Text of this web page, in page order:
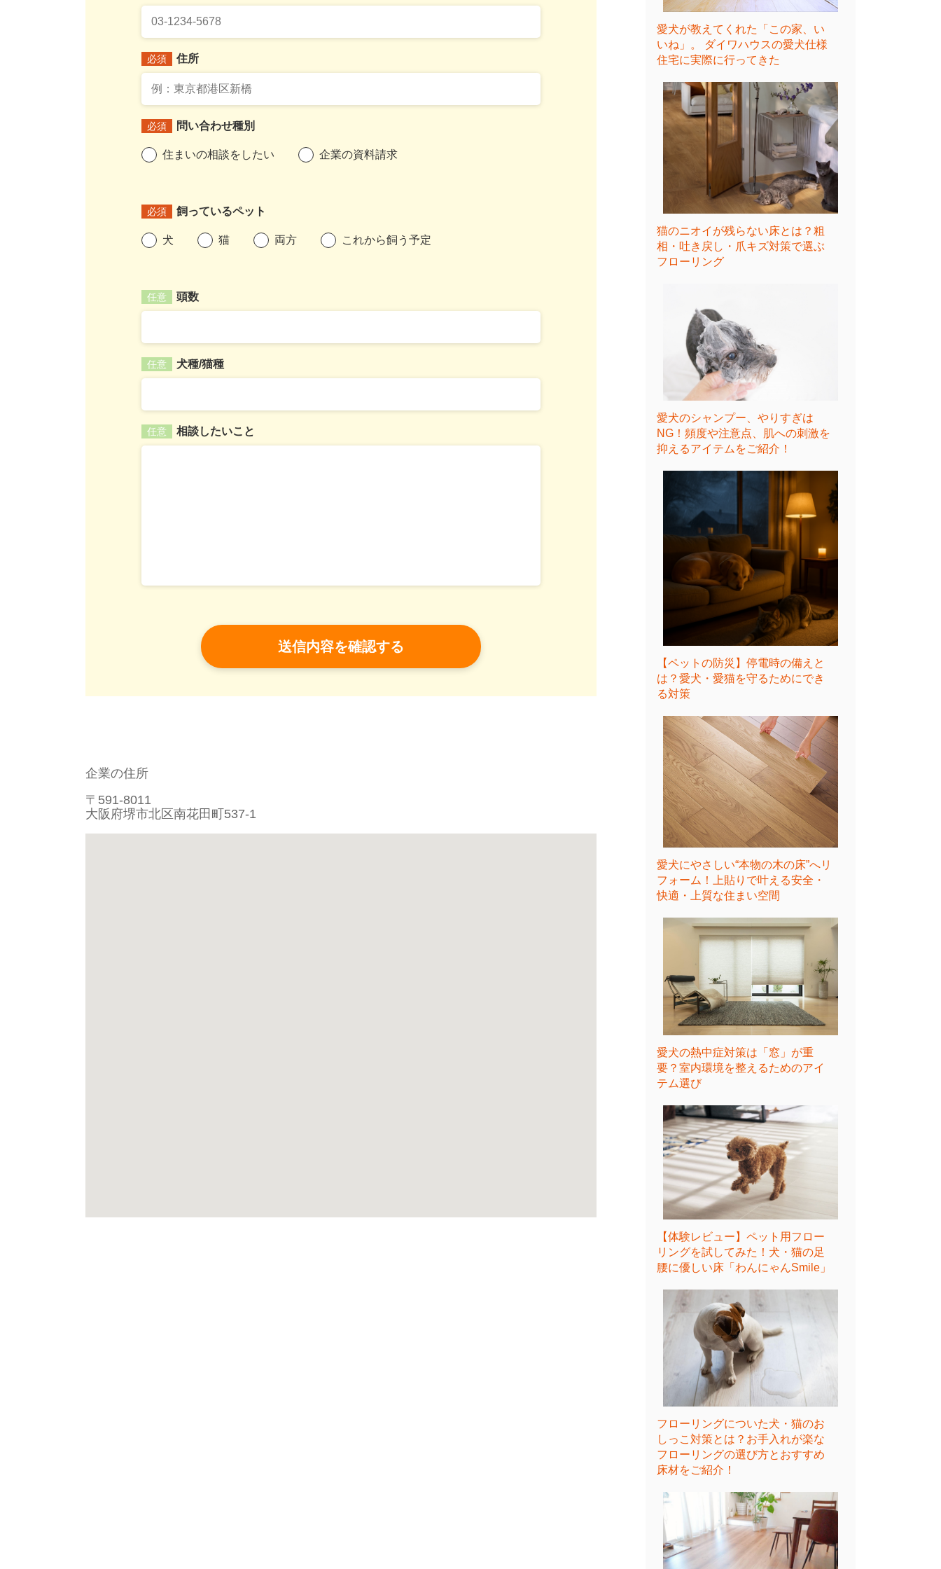
必須 住所
必須 問い合わせ種別
住まいの相談をしたい 企業の資料請求
必須 飼っているペット
犬 猫 両方 これから飼う予定
任意 頭数
任意 犬種/猫種
任意 相談したいこと
企業の住所
〒591-8011
大阪府堺市北区南花田町537-1
愛犬が教えてくれた「この家、い
いね」。 ダイワハウスの愛犬仕様
住宅に実際に行ってきた
猫のニオイが残らない床とは？粗
相・吐き戻し・爪キズ対策で選ぶ
フローリング
愛犬のシャンプー、やりすぎは
NG！頻度や注意点、肌への刺激を
抑えるアイテムをご紹介！
【ペットの防災】停電時の備えと
は？愛犬・愛猫を守るためにでき
る対策
愛犬にやさしい“本物の木の床”へリ
フォーム！上貼りで叶える安全・
快適・上質な住まい空間
愛犬の熱中症対策は「窓」が重
要？室内環境を整えるためのアイ
テム選び
【体験レビュー】ペット用フロー
リングを試してみた！犬・猫の足
腰に優しい床「わんにゃんSmile」
フローリングについた犬・猫のお
しっこ対策とは？お手入れが楽な
フローリングの選び方とおすすめ
床材をご紹介！